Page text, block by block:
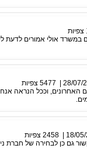
צפיות
אולי אמורים לדעת
28/07/
5477 צפיות
האחרונים, וככל הנראה
18/05/
2458 צפיות
גם כן לבחירה של